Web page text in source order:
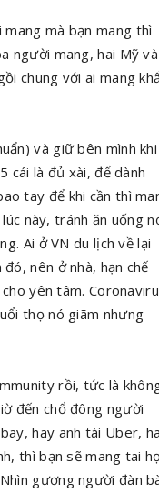
mà bạn mang thì
người mang, hai Mỹ và
chung với ai mang
và giữ bên mình khi
cái là đủ xài, để dành
tay để khi cần thì
này, tránh ăn uống
Ai ở VN du lịch về lại
nên ở nhà, hạn chế
yên tâm.
thọ nó giãm nhưng
rồi, tức là
đến chổ đông người
hay anh tài Uber,
thì bạn sẽ mang tai
gương người đàn